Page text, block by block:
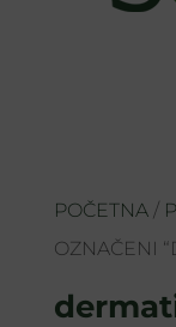
POČETNA/
OZNAČENI